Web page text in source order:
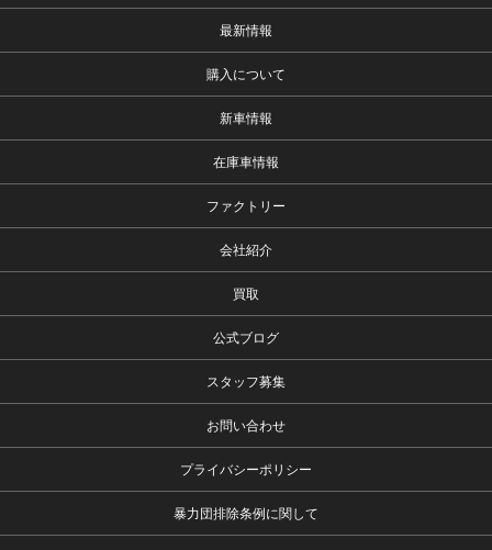
最新情報
購入について
新車情報
在庫車情報
ファクトリー
会社紹介
買取
公式ブログ
スタッフ募集
お問い合わせ
プライバシーポリシー
暴力団排除条例に関して